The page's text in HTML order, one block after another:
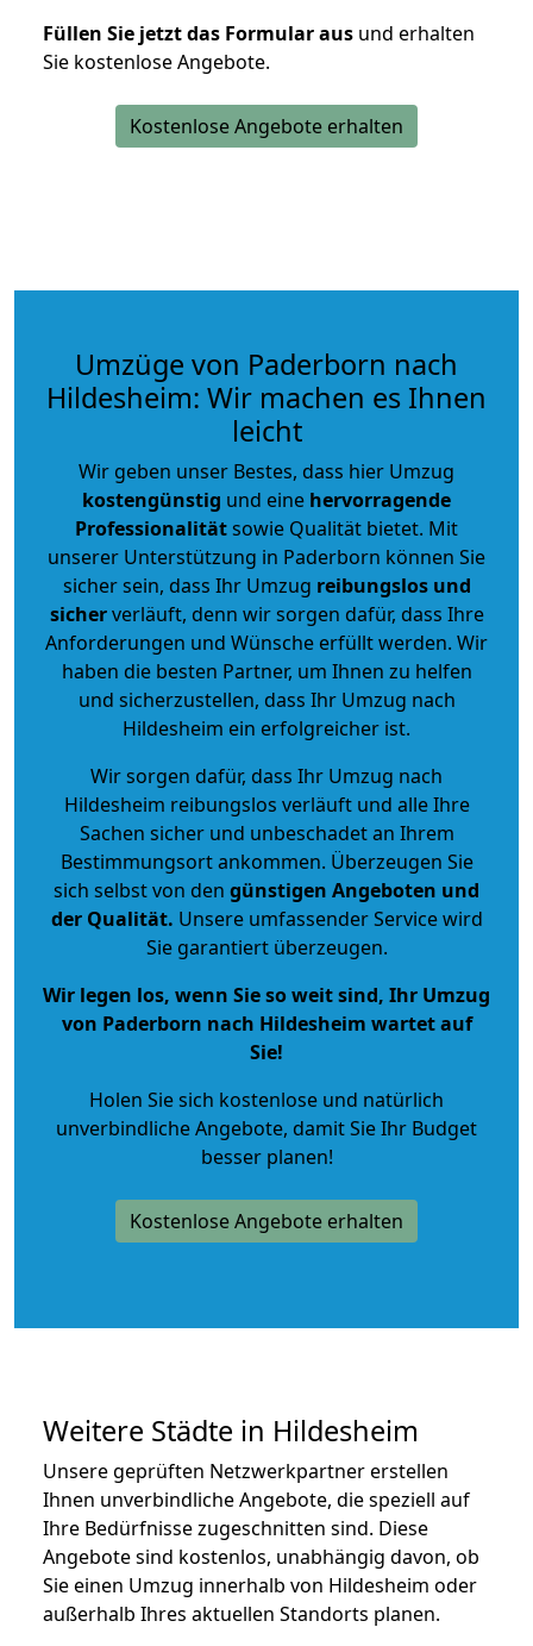
Füllen Sie jetzt das Formular aus und erhalten
Sie kostenlose Angebote.
Kostenlose Angebote erhalten
Umzüge von Paderborn nach
Hildesheim: Wir machen es Ihnen
leicht
Wir geben unser Bestes, dass hier Umzug
kostengünstig und eine hervorragende
Professionalitätsowie Qualität bietet. Mit
unserer Unterstützung in Paderborn können Sie
sicher sein, dass Ihr Umzug reibungslos und
sicherverläuft, denn wir sorgen dafür, dass Ihre
Anforderungen und Wünsche erfüllt werden. Wir
haben die besten Partner, um Ihnen zu helfen
und sicherzustellen, dass Ihr Umzug nach
Hildesheim ein erfolgreicher ist.
Wir sorgen dafür, dass Ihr Umzug nach
Hildesheim reibungslos verläuft und alle Ihre
Sachen sicher und unbeschadet an Ihrem
Bestimmungsort ankommen. Überzeugen Sie
sich selbst von den günstigen Angeboten und
der Qualität. Unsere umfassender Service wird
Sie garantiert überzeugen.
Wir legen los, wenn Sie so weit sind, Ihr Umzug
von Paderborn nach Hildesheim wartet auf
Sie!
Holen Sie sich kostenlose und natürlich
unverbindliche Angebote, damit Sie Ihr Budget
besser planen!
Kostenlose Angebote erhalten
Weitere Städte in Hildesheim
Unsere geprüften Netzwerkpartner erstellen
Ihnen unverbindliche Angebote, die speziell auf
Ihre Bedürfnisse zugeschnitten sind. Diese
Angebote sind kostenlos, unabhängig davon, ob
Sie einen Umzug innerhalb von Hildesheim oder
außerhalb Ihres aktuellen Standorts planen.